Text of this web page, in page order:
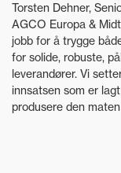
Torsten Dehner,
AGCO Europa &
jobb for å trygge
for solide, robuste,
leverandører. Vi
innsatsen som er
produsere den